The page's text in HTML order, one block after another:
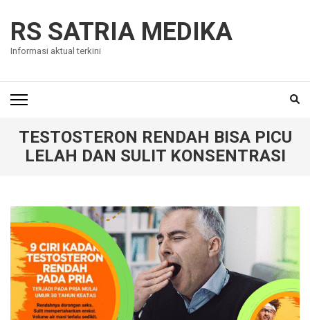
content
(Press
RS SATRIA MEDIKA
Informasi aktual terkini
TESTOSTERON RENDAH BISA PICU
LELAH DAN SULIT KONSENTRASI